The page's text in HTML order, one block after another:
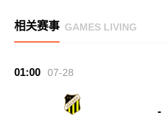
相关赛事 GAMES LIVING
01:00 07-28
-